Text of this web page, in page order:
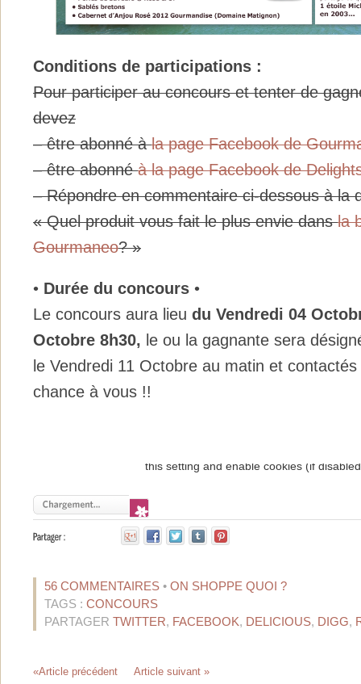
Conditions de participations :
Pour participer au concours et tenter de
devez
– être abonné àla page Facebook de
– être abonnéà la page Facebook de
– Répondre en commentaire ci-dessous à la
« Quel produit vous fait le plus envie dansla
Gourmaneo? »
• Durée du concours •
Le concours aura lieu du Vendredi 04
Octobre 8h30, le ou la gagnante sera
le Vendredi 11 Octobre au matin et
chance à vous !!
56 COMMENTAIRES • ON SHOPPE QUOI ?
TAGS : CONCOURS
PARTAGER TWITTER, FACEBOOK, DELICIOUS, DIGG,
«Article précédent Article suivant »